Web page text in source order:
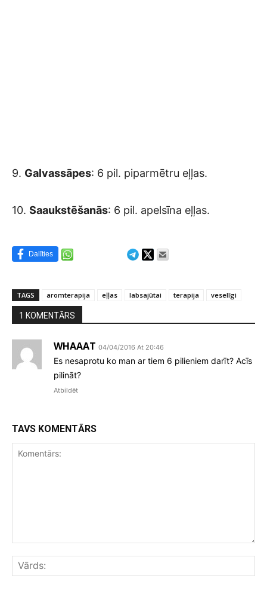
9. Galvassāpes: 6 pil. piparmētru eļļas.
10. Saaukstēšanās: 6 pil. apelsīna eļļas.
Dalīties
TAGS aromterapija eļļas labsajūtai terapija veselīgi
1 KOMENTĀRS
WHAAAT 04/04/2016 At 20:46
Es nesaprotu ko man ar tiem 6 pilieniem darīt? Acīs
pilināt?
Atbildēt
TAVS KOMENTĀRS